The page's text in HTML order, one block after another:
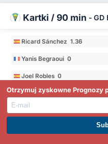
Kartki / 90 min - GD
Ricard Sánchez 1.36
Yanis Begraoui 0
Joel Robles 0
Fernando Medrano 0
DOŁĄCZ DO
Otrzymuj zyskowne Prognozy